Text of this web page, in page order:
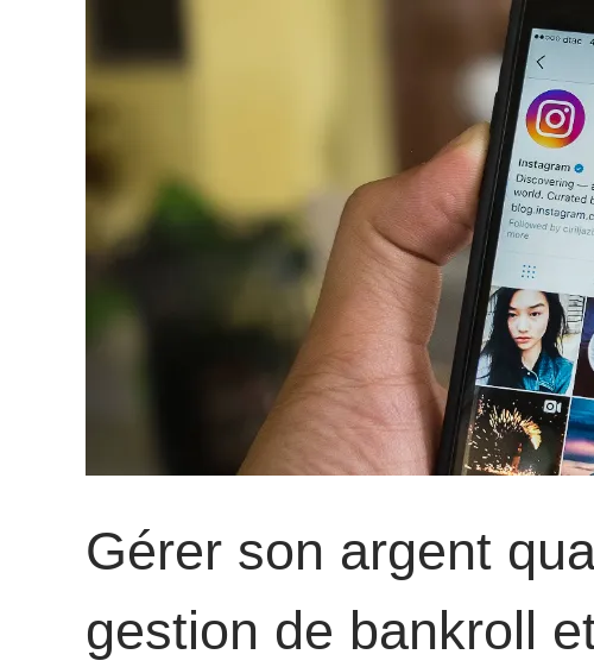
Gérer son argent
gestion de bankroll